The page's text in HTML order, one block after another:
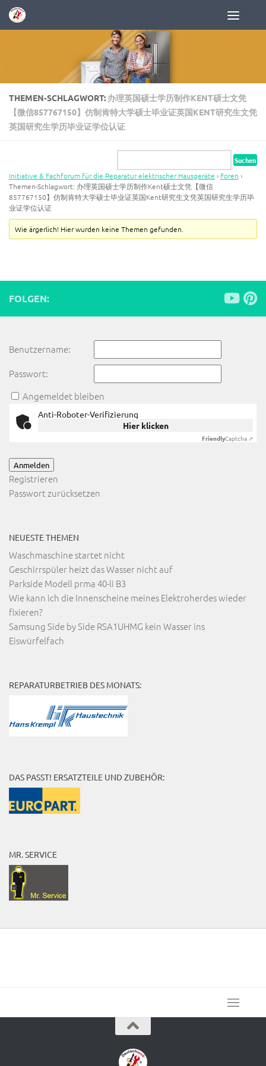
Zum Inhalt springen
THEMEN-SCHLAGWORT: 办理英国硕士学历制作KENT硕士文凭
【微信857767150】仿制肯特大学硕士毕业证英国KENT研究生文凭
英国研究生学历毕业证学位认证
Initiative & Fachforum für die Reparatur elektrischer Hausgeräte › Foren ›
Themen-Schlagwort: 办理英国硕士学历制作Kent硕士文凭【微信
857767150】仿制肯特大学硕士毕业证英国Kent研究生文凭英国研究生学历毕
业证学位认证
Wie ärgerlich! Hier wurden keine Themen gefunden.
FOLGEN:
Benutzername:
Passwort:
Angemeldet bleiben
Anti-Roboter-Verifizierung
Hier klicken
FriendlyCaptcha ⇗
Anmelden
Registrieren
Passwort zurücksetzen
NEUESTE THEMEN
Waschmaschine startet nicht
Geschirrspüler heizt das Wasser nicht auf
Parkside Modell prma 40-li B3
Wie kann ich die Innenscheine meines Elektroherdes wieder
fixieren?
Samsung Side by Side RSA1UHMG kein Wasser ins
Eiswürfelfach
REPARATURBETRIEB DES MONATS:
DAS PASST! ERSATZTEILE UND ZUBEHÖR:
MR. SERVICE